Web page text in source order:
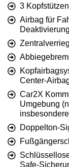
3
Airbag für
Deaktivierung
Center-
Car2X
Umgebung
Doppelton-
Safe-